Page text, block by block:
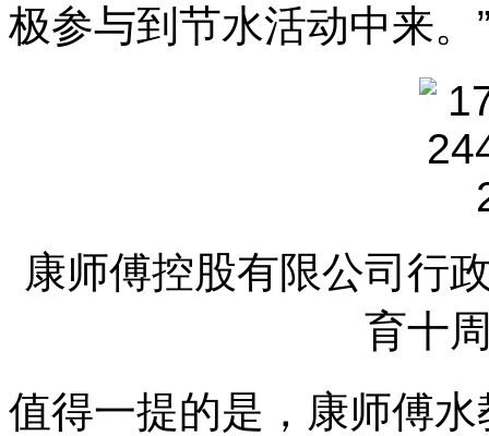
极参与到节水活动中来。
康师傅控股有限公司行
育十
值得一提的是，康师傅